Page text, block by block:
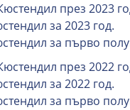
през 2023
за 2023 год.
за първо
през 2022
за 2022 год.
за първо